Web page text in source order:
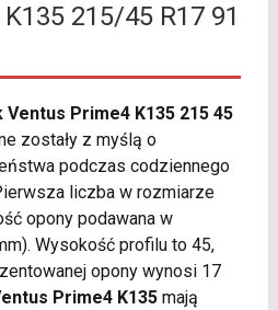
215/45 R17 91
Prime4 K135 215 45
zostały z myślą o
podczas codziennego
liczba w rozmiarze
opony podawana w
Wysokość profilu to 45,
opony wynosi 17
Prime4 K135mają